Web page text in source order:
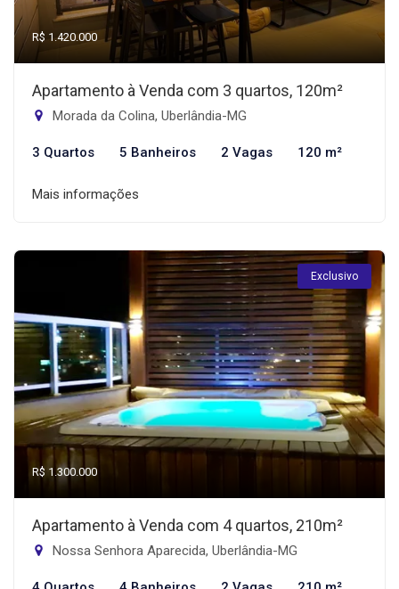
R$ 1.420.000
Apartamento à Venda com 3 quartos, 120m²
Morada da Colina, Uberlândia-MG
3 Quartos 5 Banheiros 2 Vagas 120 m²
Mais informações
Exclusivo
R$ 1.300.000
Apartamento à Venda com 4 quartos, 210m²
Nossa Senhora Aparecida, Uberlândia-MG